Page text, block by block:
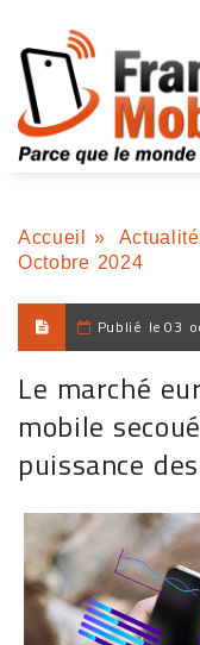
Accueil »
Octobre 2024
Publié le 03
Le marché
mobile
puissance